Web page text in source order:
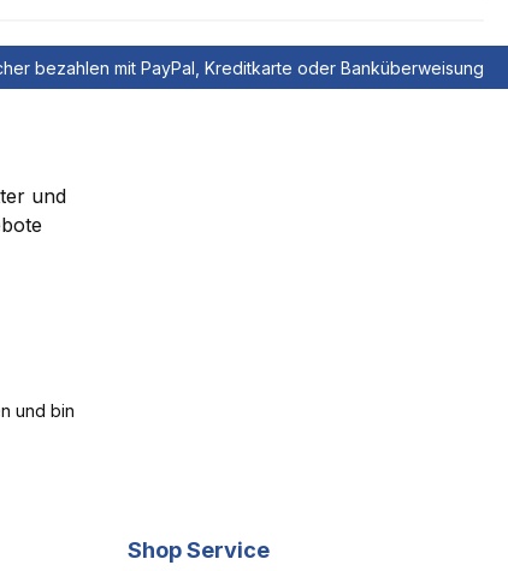
bezahlen mit PayPal, Kreditkarte oder Banküberweisung
und
und bin
Shop Service